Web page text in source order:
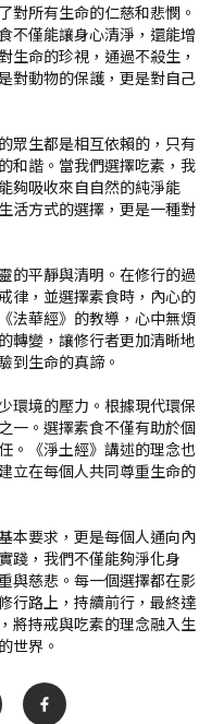
對所有生命的仁慈和悲憫。
不僅能讓身心清淨，還能增
生命的珍視，通過不殺生，
對動物的保護，更是對自己
眾生都是相互依賴的，只有
和諧。當我們選擇吃素，我
夠吸收來自自然的純淨能
活方式的選擇，更是一種對
的平靜與清明。在修行的過
律，並選擇素食時，內心的
法華經》的教導，心中無煩
轉變，讓修行者更加清晰地
到生命的真諦。
環境的壓力。根據現代環保
一。選擇素食不僅有助於個
。《淨土經》講述的理念也
立在每個人共同尊重生命的
本要求，更是每個人通向內
踐，我們不僅能夠淨化身
與慈悲。每一個選擇都在影
行路上，持續前行，最終達
將持戒與吃素的理念融入生
世界。